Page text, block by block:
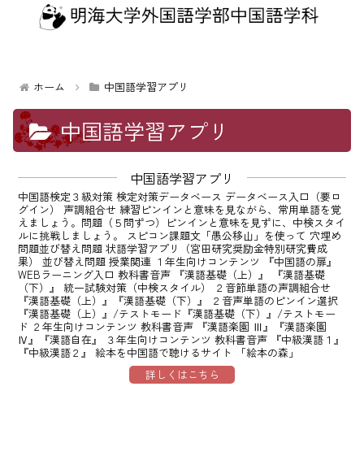
ホーム 中国語学習アプリ
中国語学習アプリ
中国語学習アプリ
中国語検定３級対策 検定対策データベース データベース入口（要ロ
グイン） 声調組合せ 練習ピンインと意味を見ながら、常用単語を覚
えましょう。問題（５問ずつ）ピンインと意味を見ずに、中検スタイ
ルに挑戦しましょう。 スピコン課題文「愚公移山」を使って 穴埋め
問題並び替え問題 状語学習アプリ（宮田研究奨励金特別研究費成
果） 並び替え問題 授業関連 １年生向けコンテンツ 『中国語の扉』
WEBラーニング入口 教科書音声 『漢語基礎（上）』 『漢語基礎
（下）』 統一試験対策（中検スタイル） ２音節単語の声調組合せ
『漢語基礎（上）』『漢語基礎（下）』 ２音声単語のピンイン選択
『漢語基礎（上）』/テストモード『漢語基礎（下）』/テストモー
ド ２年生向けコンテンツ 教科書音声 『漢語楽園 Ⅲ』『漢語楽園
Ⅳ』『漢語自在』 ３年生向けコンテンツ 教科書音声 『中級漢語１』
『中級漢語２』 絵本を中国語で聴けるサイト 「絵本の森」
詳しくはこちら
秀賞を獲得！！
生部門第二位受賞！！